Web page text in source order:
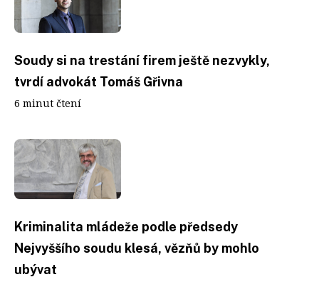
Soudy si na trestání firem ještě nezvykly,
tvrdí advokát Tomáš Gřivna
6 minut čtení
Kriminalita mládeže podle předsedy
Nejvyššího soudu klesá, vězňů by mohlo
ubývat